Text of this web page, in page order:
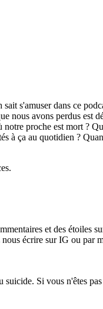
s'amuser dans ce
nous avons perdus est
proche est mort ?
à ça au quotidien ?
et des étoiles
écrire sur IG ou par
Si vous n'êtes